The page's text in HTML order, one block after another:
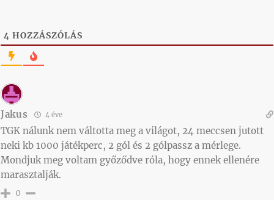
4 HOZZÁSZÓLÁS
Jakus 4 éve
TGK nálunk nem váltotta meg a világot, 24 meccsen jutott
neki kb 1000 játékperc, 2 gól és 2 gólpassz a mérlege.
Mondjuk meg voltam győződve róla, hogy ennek ellenére
marasztalják.
0